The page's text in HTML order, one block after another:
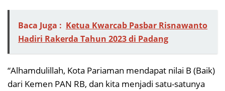
Baca Juga : Ketua Kwarcab Pasbar Risnawanto
Hadiri Rakerda Tahun 2023 di Padang
“Alhamdulillah, Kota Pariaman mendapat nilai B (Baik)
dari Kemen PAN RB, dan kita menjadi satu-satunya